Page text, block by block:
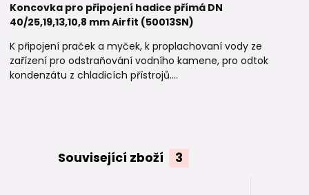
Koncovka pro připojení hadice přímá DN
40/25,19,13,10,8 mm Airfit (50013SN)
K připojení praček a myček, k proplachovaní vody ze
zařízení pro odstraňování vodního kamene, pro odtok
kondenzátu z chladicích přístrojů....
Související zboží 3